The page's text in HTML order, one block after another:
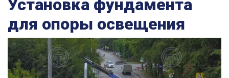
Установка фундамента
для опоры освещения